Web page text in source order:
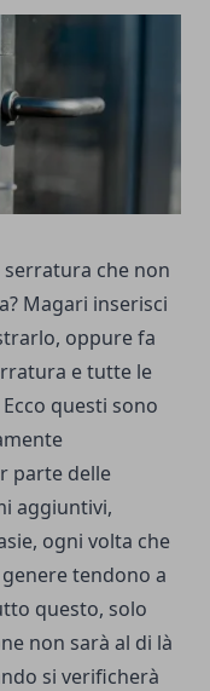
che non
Magari inserisci
oppure fa
e tutte le
questi sono
parte delle
aggiuntivi,
ogni volta che
tendono a
questo, solo
non sarà al di là
si verificherà